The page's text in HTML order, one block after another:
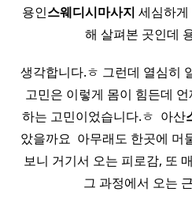
용인스웨디시마사지 세심하
해 살펴본 곳인데
생각합니다.ㅎ 그런데 열심히
고민은 이렇게 몸이 힘든데
하는 고민이었습니다.ㅎ ​ 아산
았을까요 ​ 아무래도 한곳에 머
보니 거기서 오는 피로감, 또
그 과정에서 오는